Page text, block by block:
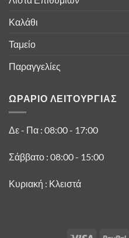
Καλάθι
Ταμείο
Παραγγελίες
ΩΡΑΡΙΟ ΛΕΙΤΟΥΡΓΙΑΣ
Δε - Πα : 08:00 - 17:00
Σάββατο : 08:00 - 15:00
Κυριακή : Κλειστά